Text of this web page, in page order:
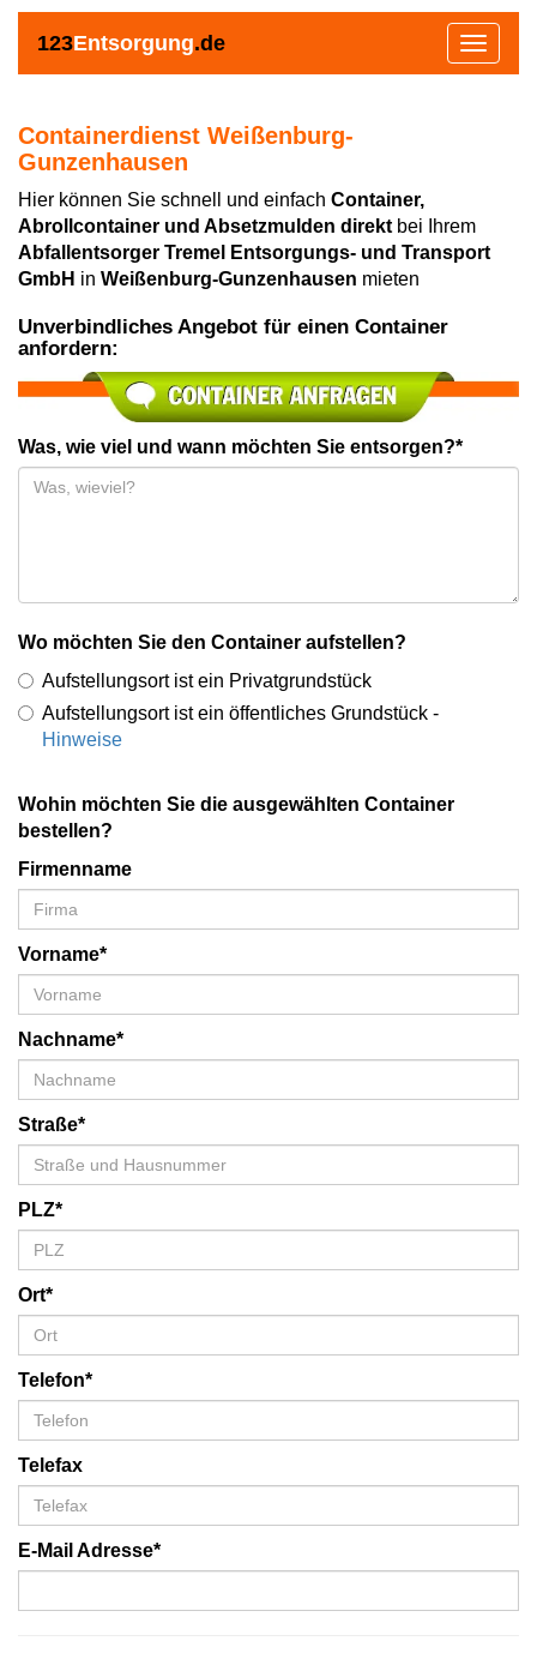
123Entsorgung.de
Toggle
Containerdienst Weißenburg-
Gunzenhausen
Hier können Sie schnell und einfach Container,
Abrollcontainer und Absetzmulden direkt bei Ihrem
Abfallentsorger Tremel Entsorgungs- und Transport
GmbH in Weißenburg-Gunzenhausen mieten
Unverbindliches Angebot für einen Container
anfordern:
Was, wie viel und wann möchten Sie entsorgen?*
Wo möchten Sie den Container aufstellen?
Aufstellungsort ist ein Privatgrundstück
Aufstellungsort ist ein öffentliches Grundstück -
Hinweise
Wohin möchten Sie die ausgewählten Container
bestellen?
Firmenname
Vorname*
Nachname*
Straße*
PLZ*
Ort*
Telefon*
Telefax
E-Mail Adresse*